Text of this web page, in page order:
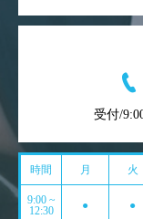
受付/
時間 月 火
9:00 ~
12:30
● ●